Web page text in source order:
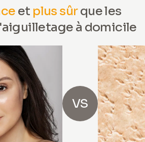
et plus sûrque les
à domicile
VS